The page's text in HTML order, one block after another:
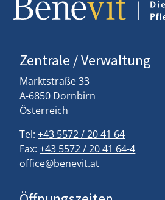
Zentrale / Verwaltung
Marktstraße 33
A-6850 Dornbirn
Österreich
Tel:+43 5572 / 20 41 64
Fax:+43 5572 / 20 41 64-4
office@benevit.at